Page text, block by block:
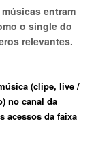
entram
o single do
relevantes.
(clipe, live /
no canal da
acessos da faixa